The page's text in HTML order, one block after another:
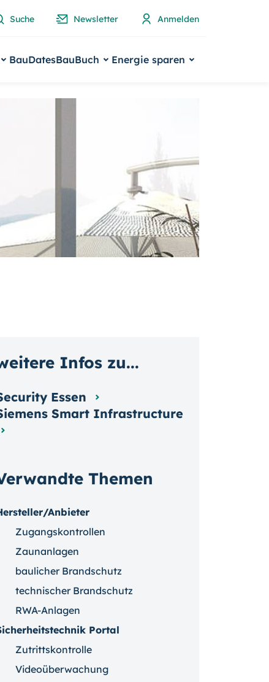
Suche Newsletter Anmelden
BauDatesBauBuch Energie sparen
Themen
Anbieter
Zugangskontrollen
Zaunanlagen
baulicher Brandschutz
technischer Brandschutz
RWA-Anlagen
Portal
Zutrittskontrolle
Videoüberwachung
Infos zu...
Essen
Smart Infrastructure